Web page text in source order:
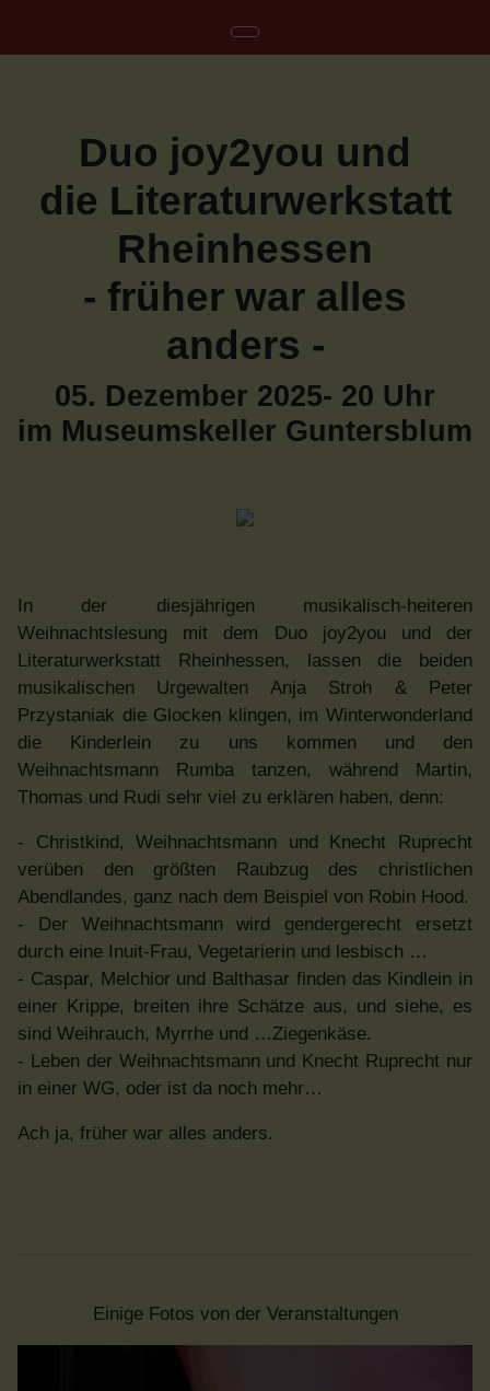
Duo joy2you und
die Literaturwerkstatt
Rheinhessen
- früher war alles
anders -
05. Dezember 2025- 20 Uhr
im Museumskeller Guntersblum
In der diesjährigen musikalisch-heiteren
Weihnachtslesung mit dem Duo joy2you und der
Literaturwerkstatt Rheinhessen, lassen die beiden
musikalischen Urgewalten Anja Stroh & Peter
Przystaniak die Glocken klingen, im Winterwonderland
die Kinderlein zu uns kommen und den
Weihnachtsmann Rumba tanzen, während Martin,
Thomas und Rudi sehr viel zu erklären haben, denn:
- Christkind, Weihnachtsmann und Knecht Ruprecht
verüben den größten Raubzug des christlichen
Abendlandes, ganz nach dem Beispiel von Robin Hood.
- Der Weihnachtsmann wird gendergerecht ersetzt
durch eine Inuit-Frau, Vegetarierin und lesbisch …
- Caspar, Melchior und Balthasar finden das Kindlein in
einer Krippe, breiten ihre Schätze aus, und siehe, es
sind Weihrauch, Myrrhe und …Ziegenkäse.
- Leben der Weihnachtsmann und Knecht Ruprecht nur
in einer WG, oder ist da noch mehr…
Ach ja, früher war alles anders.
Einige Fotos von der Veranstaltungen